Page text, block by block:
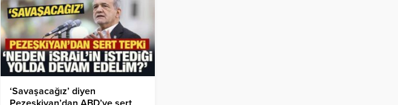
‘Savaşacağız’ diyen